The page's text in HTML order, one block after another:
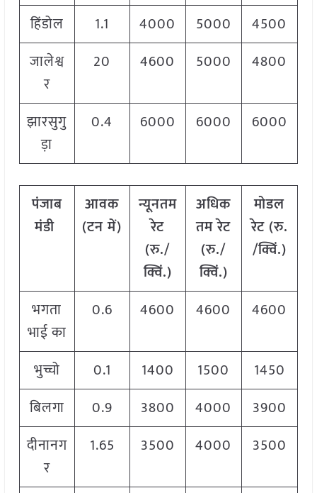
हिंडोल 1.1 4000 5000
4500
जालेश्व
र
20 4600 5000 4800
झारसुगु
ड़ा
0.4 6000 6000 6000
पंजाब
मंडी
आवक
(टन में)
न्यूनतम
रेट
(रु./
क्विं.)
अधिक
तम रेट
(रु./
क्विं.)
मोडल
रेट (रु.
/क्विं.)
भगता
भाई का
0.6 4600 4600 4600
भुच्चो 0.1 1400 1500
1450
बिलगा
0.9 3800 4000
3900
दीनानग
र
1.65 3500 4000 3500